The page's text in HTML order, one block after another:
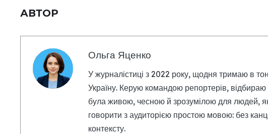
АВТОР
Ольга Яценко
У журналістиці з 2022 року, щодня тримаю в
Україну. Керую командою репортерів,
була живою, чесною й зрозумілою для людей,
говорити з аудиторією простою мовою: без
контексту.